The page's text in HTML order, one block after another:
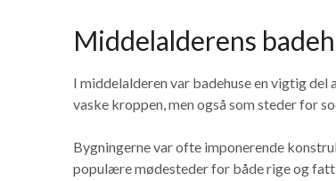
Middelalderens
I middelalderen var badehuse en vigtig
vaske kroppen, men også som steder for
Bygningerne var ofte imponerende
populære mødesteder for både rige og